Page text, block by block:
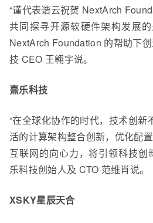
“谨代表谐云祝贺 NextArch
共同探寻开源软硬件架构发展
NextArch Foundation 的帮助下
技 CEO 王翱宇说。
熹乐科技
“在全球化协作的时代，技术创新
活的计算架构整合创新，优化配
互联网的向心力，将引领科技创
乐科技创始人及 CTO 范维肖说。
XSKY星辰天合